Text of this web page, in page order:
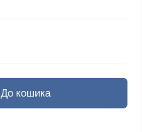
До кошика